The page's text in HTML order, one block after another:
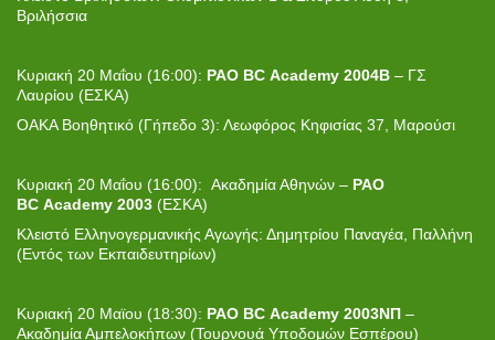
Βριλήσσια
Κυριακή 20 Μαΐου (16:00): PAO BC Academy 2004B – ΓΣ
Λαυρίου (ΕΣΚΑ)
ΟΑΚΑ Βοηθητικό (Γήπεδο 3): Λεωφόρος Κηφισίας 37, Μαρούσι
Κυριακή 20 Μαΐου (16:00): Ακαδημία Αθηνών – PAO
BC Academy 2003 (ΕΣΚΑ)
Κλειστό Ελληνογερμανικής Αγωγής: Δημητρίου Παναγέα, Παλλήνη
(Εντός των Εκπαιδευτηρίων)
Κυριακή 20 Μαϊου (18:30): PAO BC Academy 2003ΝΠ –
Ακαδημία Αμπελοκήπων (Τουρνουά Υποδομών Εσπέρου)